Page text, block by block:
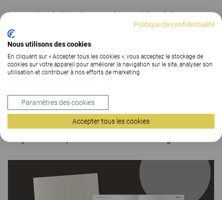
La santé et le bien-être ont dépassé le salaire comme
facteur numéro un d’attraction et de fidélisation. Il ne
s’agit pas seulement de créer un cadre agréable –
c’est un moteur de performance, d’engagement et de
compétitivité.
au coeur de leur marque employeur. Mais pour
réussir, la responsabilité ne peut pas reposer
uniquement sur les RH – elle doit être portée
Politique de confidentialité
Nous utilisons des cookies
En cliquant sur « Accepter tous les cookies », vous acceptez le stockage de
cookies sur votre appareil pour améliorer la navigation sur le site, analyser son
utilisation et contribuer à nos efforts de marketing.
Paramètres des cookies
Accepter tous les cookies